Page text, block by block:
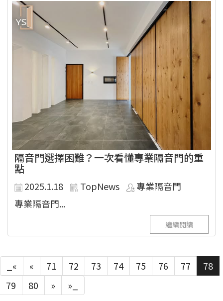
隔音門選擇困難？一次看懂專業隔音門的重
點
2025.1.18 TopNews
專業隔音門
專業隔音門...
繼續閱讀
_« « 71 72 73 74 75 76 77
78
79
80 » »_